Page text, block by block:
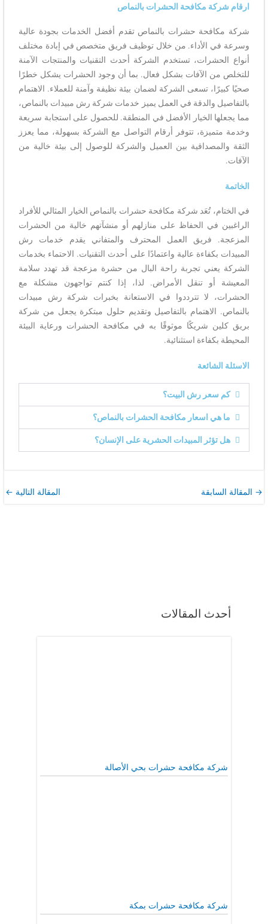
أحدث المقالات
شركة مكافحة حشرات بحي الأصالة
شركة مكافحة حشرات بمكة
ارقام شركة مكافحة الحشرات بالنماص
شركة مكافحة حشرات بالنماص تقدم أفضل الخدمات بجودة عالية
وسرعة في الأداء. من خلال توظيف فريق متخصص في إبادة مختلف
أنواع الحشرات، تستخدم الشركة أحدث التقنيات والمنتجات الآمنة
للتخلص من الآفات بشكل فعال. بما أن وجود الحشرات يشكل خطرًا
صحيًا كبيرًا، تسعى الشركة لضمان بيئة نظيفة وآمنة للعملاء. الاهتمام
بالتفاصيل والدقة في العمل يميز خدمات شركة رش مبيدات بالنماص،
مما يجعلها الخيار الأفضل في المنطقة. للحصول على استجابة سريعة
وخدمة متميزة، تتوفر أرقام التواصل مع الشركة بسهولة، مما يعزز
الثقة والمصداقية بين العميل والشركة للوصول إلى بيئة خالية من
الآفات.
الخاتمة
في الختام، تُعَد شركة مكافحة حشرات بالنماص الخيار المثالي للأفراد
الراغبين في الحفاظ على منازلهم أو منشآتهم خالية من الحشرات
المزعجة. فريق العمل المحترف والمتفاني يقدم خدمات رش
المبيدات بكفاءة عالية واعتمادًا على أحدث التقنيات. الاحتماء بخدمات
الشركة يعني تجربة راحة البال من حشرة مزعجة قد تهدد سلامة
المعيشة أو تنقل الأمراض. لذا، إذا كنتم تواجهون مشكلة مع
الحشرات، لا تترددوا في الاستعانة بخبرات شركة رش مبيدات
بالنماص. الاهتمام بالتفاصيل وتقديم حلول مبتكرة يجعل من شركة
بريق كلين شريكًا موثوقًا به في مكافحة الحشرات ورعاية البيئة
المحيطة بكفاءة استثنائية.
الاسئلة الشائعة
كم سعر رش البيت؟
ما هي اسعار مكافحة الحشرات بالنماص؟
هل تؤثر المبيدات الحشرية على الإنسان؟
→ المقالة السابقة المقالة التالية ←